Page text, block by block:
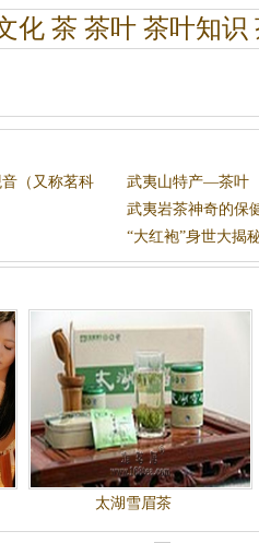
化 茶 茶叶 茶叶知识
（又称茗科
武夷山特产—茶叶
武夷岩茶神奇的保
“大红袍”身世大揭
太湖雪眉茶